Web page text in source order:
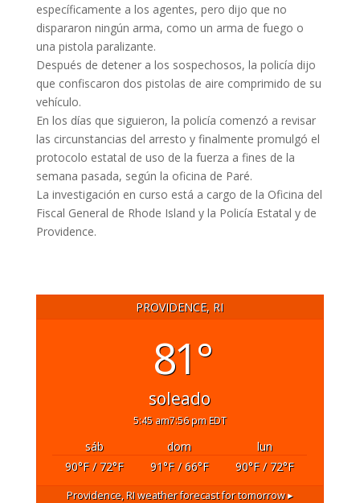
específicamente a los agentes, pero dijo que no
dispararon ningún arma, como un arma de fuego o
una pistola paralizante.
Después de detener a los sospechosos, la policía dijo
que confiscaron dos pistolas de aire comprimido de su
vehículo.
En los días que siguieron, la policía comenzó a revisar
las circunstancias del arresto y finalmente promulgó el
protocolo estatal de uso de la fuerza a fines de la
semana pasada, según la oficina de Paré.
La investigación en curso está a cargo de la Oficina del
Fiscal General de Rhode Island y la Policía Estatal y de
Providence.
PROVIDENCE, RI
81°
soleado
5:45 am7:56 pm EDT
sáb dom
lun
90°F/ 72°F 91°F/ 66°F 90°F/ 72°F
Providence, RIweather forecast for tomorrow ▸